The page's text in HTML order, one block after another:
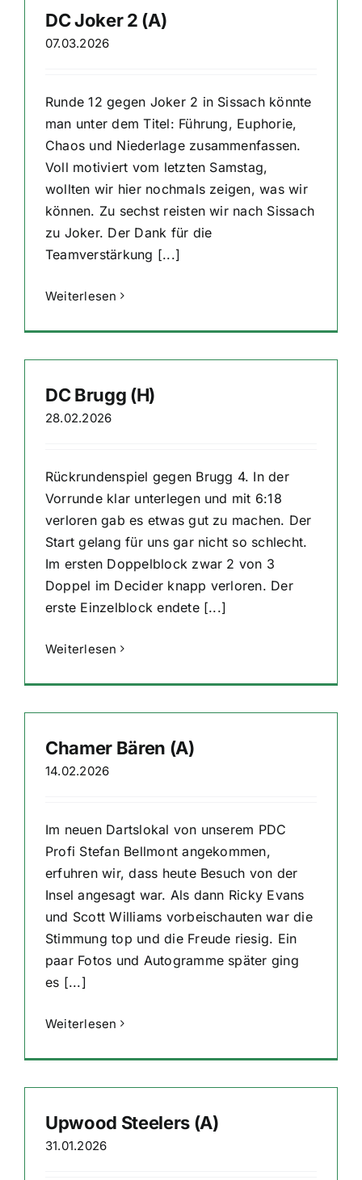
DC Joker 2 (A)
07.03.2026
Runde 12 gegen Joker 2 in Sissach könnte
man unter dem Titel: Führung, Euphorie,
Chaos und Niederlage zusammenfassen.
Voll motiviert vom letzten Samstag,
wollten wir hier nochmals zeigen, was wir
können. Zu sechst reisten wir nach Sissach
zu Joker. Der Dank für die
Teamverstärkung [...]
Weiterlesen
DC Brugg (H)
28.02.2026
Rückrundenspiel gegen Brugg 4. In der
Vorrunde klar unterlegen und mit 6:18
verloren gab es etwas gut zu machen. Der
Start gelang für uns gar nicht so schlecht.
Im ersten Doppelblock zwar 2 von 3
Doppel im Decider knapp verloren. Der
erste Einzelblock endete [...]
Weiterlesen
Chamer Bären (A)
14.02.2026
Im neuen Dartslokal von unserem PDC
Profi Stefan Bellmont angekommen,
erfuhren wir, dass heute Besuch von der
Insel angesagt war. Als dann Ricky Evans
und Scott Williams vorbeischauten war die
Stimmung top und die Freude riesig. Ein
paar Fotos und Autogramme später ging
es [...]
Weiterlesen
Upwood Steelers (A)
31.01.2026